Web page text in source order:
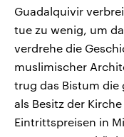
Guadalquivir
tue zu wenig, um
verdrehe die
muslimischer
trug das Bistum die
als Besitz der
Eintrittspreisen in